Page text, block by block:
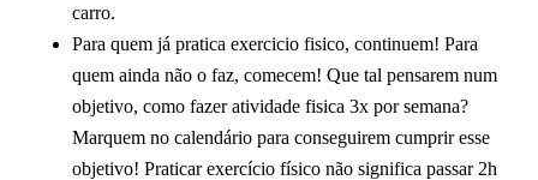
carro.
Para quem já pratica exercicio fisico, continuem! Para
quem ainda não o faz, comecem! Que tal pensarem num
objetivo, como fazer atividade fisica 3x por semana?
Marquem no calendário para conseguirem cumprir esse
objetivo! Praticar exercício físico não significa passar 2h